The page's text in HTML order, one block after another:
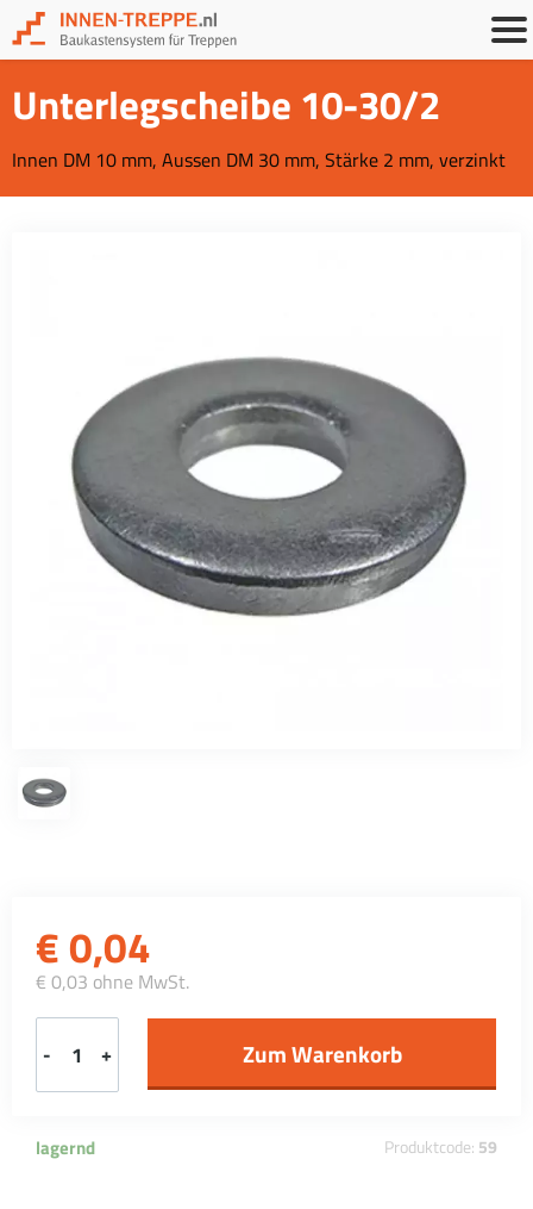
Unterlegscheibe 10-30/2
Innen DM 10 mm, Aussen DM 30 mm, Stärke 2 mm, verzinkt
€0,04
€ 0,03 ohne MwSt.
- +
lagernd Produktcode: 59